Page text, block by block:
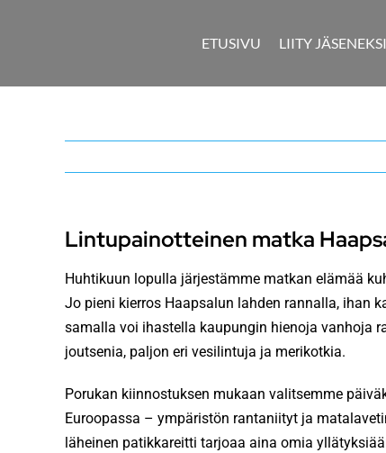
ETUSIVU LIITY JÄSENEKSI
Lintupainotteinen matka
Huhtikuun lopulla järjestämme matkan elämää
Jo pieni kierros Haapsalun lahden rannalla, ihan
samalla voi ihastella kaupungin hienoja vanhoja
joutsenia, paljon eri vesilintuja ja merikotkia.
Porukan kiinnostuksen mukaan valitsemme
Euroopassa – ympäristön rantaniityt ja
läheinen patikkareitti tarjoaa aina omia